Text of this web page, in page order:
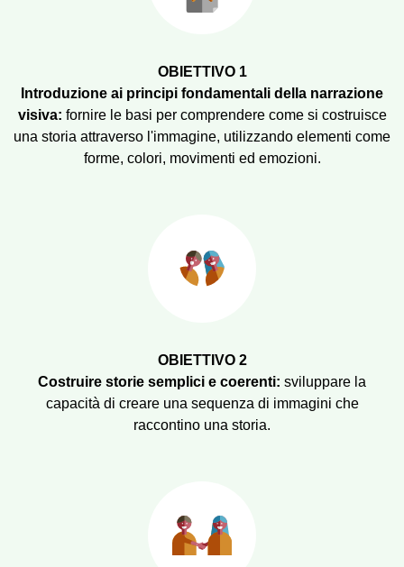
OBIETTIVO 1
Introduzione ai principi fondamentali della narrazione
visiva: fornire le basi per comprendere come si costruisce
una storia attraverso l'immagine, utilizzando elementi come
forme, colori, movimenti ed emozioni.
OBIETTIVO 2
Costruire storie semplici e coerenti: sviluppare la
capacità di creare una sequenza di immagini che
raccontino una storia.